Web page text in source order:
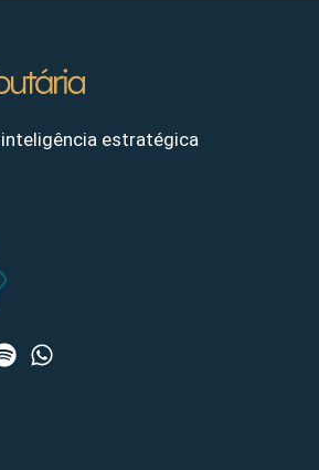
estratégica